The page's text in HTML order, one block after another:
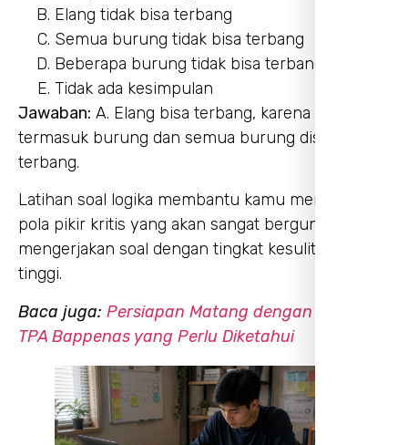
Elang tidak bisa terbang
Semua burung tidak bisa terbang
Beberapa burung tidak bisa terbang
Tidak ada kesimpulan
Jawaban: A. Elang bisa terbang, karena elang
termasuk burung dan semua burung disebut bisa
terbang.
Latihan soal logika membantu kamu mengenali
pola pikir kritis yang akan sangat berguna di saat
mengerjakan soal dengan tingkat kesulitan lebih
tinggi.
Baca juga: Persiapan Matang dengan Biaya Tes
TPA Bappenas yang Perlu Diketahui